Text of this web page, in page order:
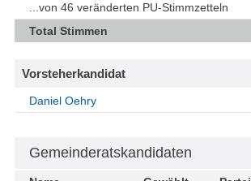
...von 46 veränderten PU-Stimmzetteln
Total Stimmen
Vorsteherkandidat
Daniel Oehry
Gemeinderatskandidaten